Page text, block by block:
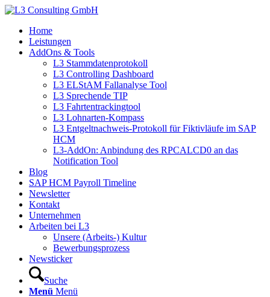
Home
Leistungen
AddOns & Tools
L3 Stammdatenprotokoll
L3 Controlling Dashboard
L3 ELStAM Fallanalyse Tool
L3 Sprechende TIP
L3 Fahrtentrackingtool
L3 Lohnarten-Kompass
L3 Entgeltnachweis-Protokoll für Fiktivläufe im SAP
HCM
L3-AddOn: Anbindung des RPCALCD0 an das
Notification Tool
Blog
SAP HCM Payroll Timeline
Newsletter
Kontakt
Unternehmen
Arbeiten bei L3
Unsere (Arbeits-) Kultur
Bewerbungsprozess
Newsticker
Suche
Menü Menü